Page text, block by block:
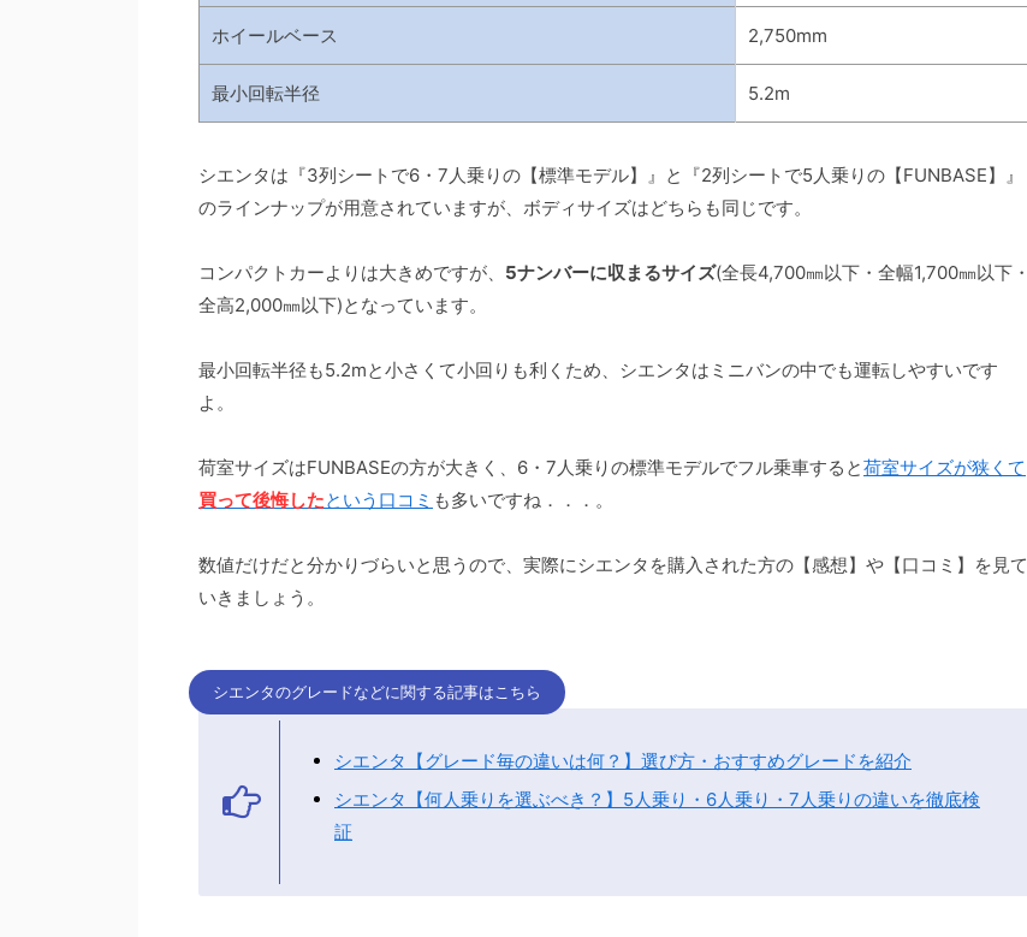
ホイールベース 2,750mm
最小回転半径 5.2m
シエンタは『3列シートで6・7人乗りの【標準モデル】』と『2列シートで5人乗りの【FUNBASE】』
のラインナップが用意されていますが、ボディサイズはどちらも同じです。
コンパクトカーよりは大きめですが、 5ナンバーに収まるサイズ(全長4,700㎜以下・全幅1,700㎜以下・
全高2,000㎜以下)となっています。
最小回転半径も5.2mと小さくて小回りも利くため、シエンタはミニバンの中でも運転しやすいです
よ。
荷室サイズはFUNBASEの方が大きく、6・7人乗りの標準モデルでフル乗車すると荷室サイズが狭くて
買って後悔したという口コミ も多いですね．．．。
数値だけだと分かりづらいと思うので、実際にシエンタを購入された方の【感想】や【口コミ】を見て
いきましょう。
シエンタのグレードなどに関する記事はこちら
シエンタ【グレード毎の違いは何？】選び方・おすすめグレードを紹介
シエンタ【何人乗りを選ぶべき？】5人乗り・6人乗り・7人乗りの違いを徹底検
証